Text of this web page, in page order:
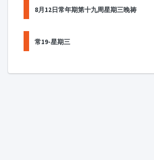
8月12日常年期第十九周星期三晚祷
常19-星期三